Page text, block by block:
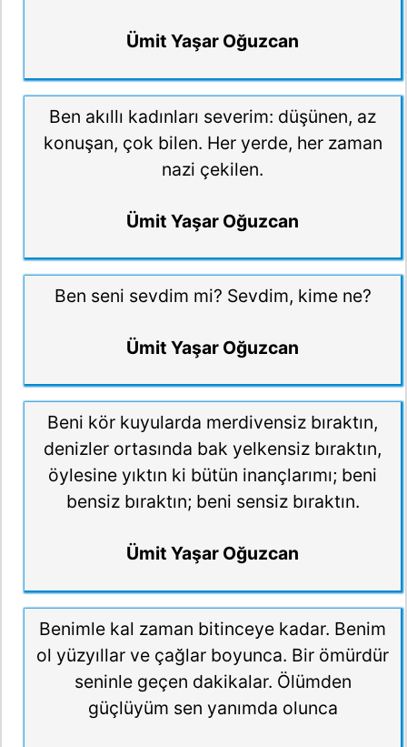
Ümit Yaşar Oğuzcan
Ben akıllı kadınları severim: düşünen, az
konuşan, çok bilen. Her yerde, her zaman
nazi çekilen.
Ümit Yaşar Oğuzcan
Ben seni sevdim mi? Sevdim, kime ne?
Ümit Yaşar Oğuzcan
Beni kör kuyularda merdivensiz bıraktın,
denizler ortasında bak yelkensiz bıraktın,
öylesine yıktın ki bütün inançlarımı; beni
bensiz bıraktın; beni sensiz bıraktın.
Ümit Yaşar Oğuzcan
Benimle kal zaman bitinceye kadar. Benim
ol yüzyıllar ve çağlar boyunca. Bir ömürdür
seninle geçen dakikalar. Ölümden
güçlüyüm sen yanımda olunca